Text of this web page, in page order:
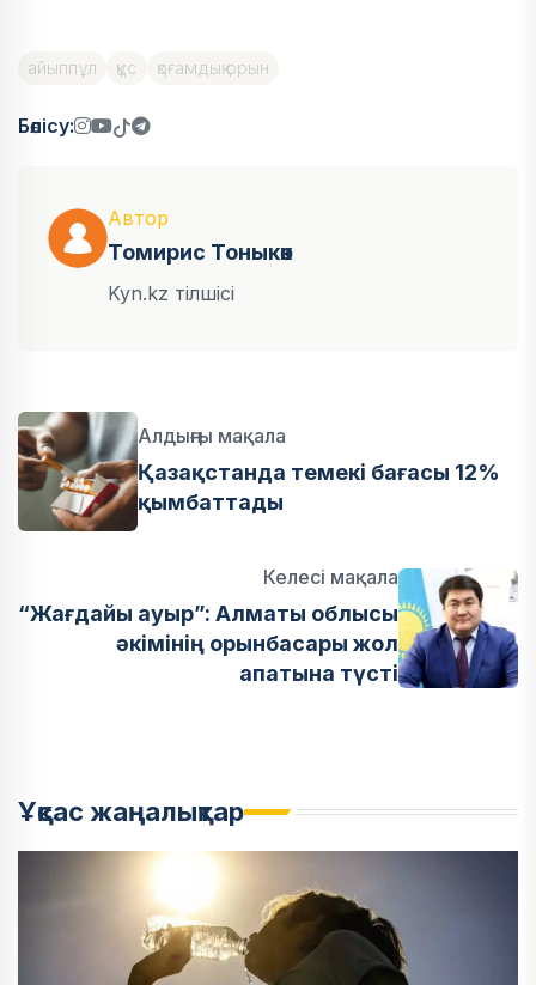
айыппұл құс қоғамдық орын
Бөлісу:
Автор
Томирис Тоныкөк
Kyn.kz тілшісі
Алдыңғы мақала
Қазақстанда темекі бағасы 12%
қымбаттады
Келесі мақала
“Жағдайы ауыр”: Алматы облысы
әкімінің орынбасары жол
апатына түсті
Ұқсас жаңалықтар